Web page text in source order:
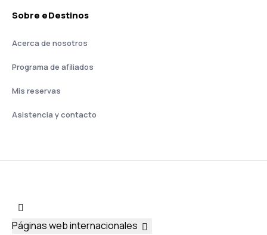
Sobre eDestinos
Acerca de nosotros
Programa de afiliados
Mis reservas
Asistencia y contacto
Páginas web internacionales